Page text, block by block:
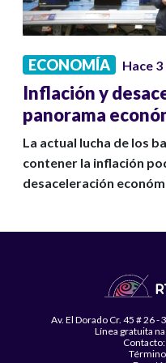
ECONOMÍA Hace 3
Inflación y
panorama
La actual lucha de los
contener la inflación
desaceleración
Av. El Dorado Cr. 45 # 26
Línea gratuita